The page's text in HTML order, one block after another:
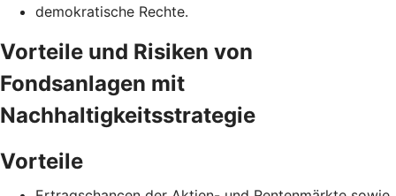
demokratische Rechte.
Vorteile und Risiken von
Fondsanlagen mit
Nachhaltigkeitsstrategie
Vorteile